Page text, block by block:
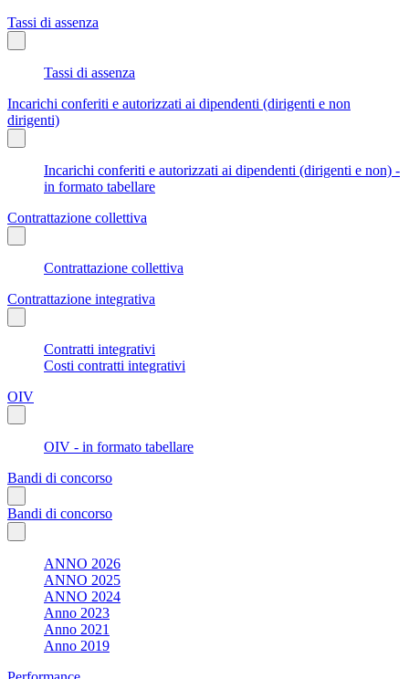
Tassi di assenza
Tassi di assenza
Incarichi conferiti e autorizzati ai dipendenti (dirigenti e non
dirigenti)
Incarichi conferiti e autorizzati ai dipendenti (dirigenti e non) -
in formato tabellare
Contrattazione collettiva
Contrattazione collettiva
Contrattazione integrativa
Contratti integrativi
Costi contratti integrativi
OIV
OIV - in formato tabellare
Bandi di concorso
Bandi di concorso
ANNO 2026
ANNO 2025
ANNO 2024
Anno 2023
Anno 2021
Anno 2019